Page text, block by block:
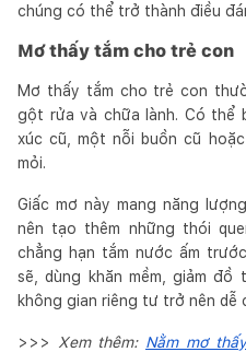
chúng có thể trở thành điều
Mơ thấy tắm cho trẻ con
Mơ thấy tắm cho trẻ con
gột rửa và chữa lành. Có thể
xúc cũ, một nỗi buồn cũ
mỏi.
Giấc mơ này mang năng
nên tạo thêm những thói
chẳng hạn tắm nước ấm
sẽ, dùng khăn mềm, giảm
không gian riêng tư trở nên dễ
>>> Xem thêm: Nằm mơ